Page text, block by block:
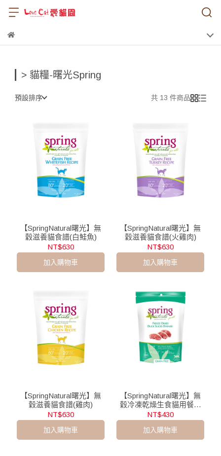
> 貓糧-曙光Spring
預設排序 共 13 件商品
【SpringNatural曙光】無
穀滋養貓食譜(白鮭魚)
NT$630
加入購物車
【SpringNatural曙光】無
穀滋養貓食譜(火雞肉)
NT$630
加入購物車
【SpringNatural曙光】無
穀滋養貓食譜(雞肉)
NT$630
加入購物車
【SpringNatural曙光】無
穀冷凍乾燥生食貓用餐食
(鴨肉餅)
NT$430
加入購物車